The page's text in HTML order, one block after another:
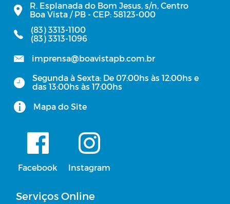
R. Esplanada do Bom Jesus, s/n, Centro
Boa Vista / PB - CEP: 58123-000
(83) 3313-1100
(83) 3313-1096
imprensa@boavistapb.com.br
Segunda à Sexta: De 07:00hs às 12:00hs e
das 13:00hs às 17:00hs
Mapa do Site
Facebook Instagram
Serviços Online